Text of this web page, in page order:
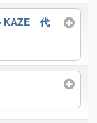
KAZE 代